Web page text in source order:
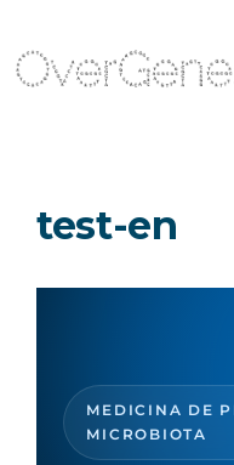
test-en
MEDICINA DE
MICROBIOTA